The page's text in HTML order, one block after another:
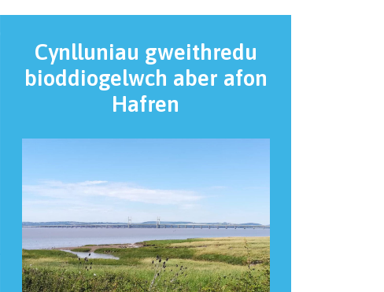
Cynlluniau gweithredu
bioddiogelwch aber afon
Hafren